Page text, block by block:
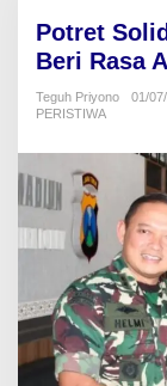
Potret
Beri Rasa
Teguh Priyono
01/
PERISTIWA